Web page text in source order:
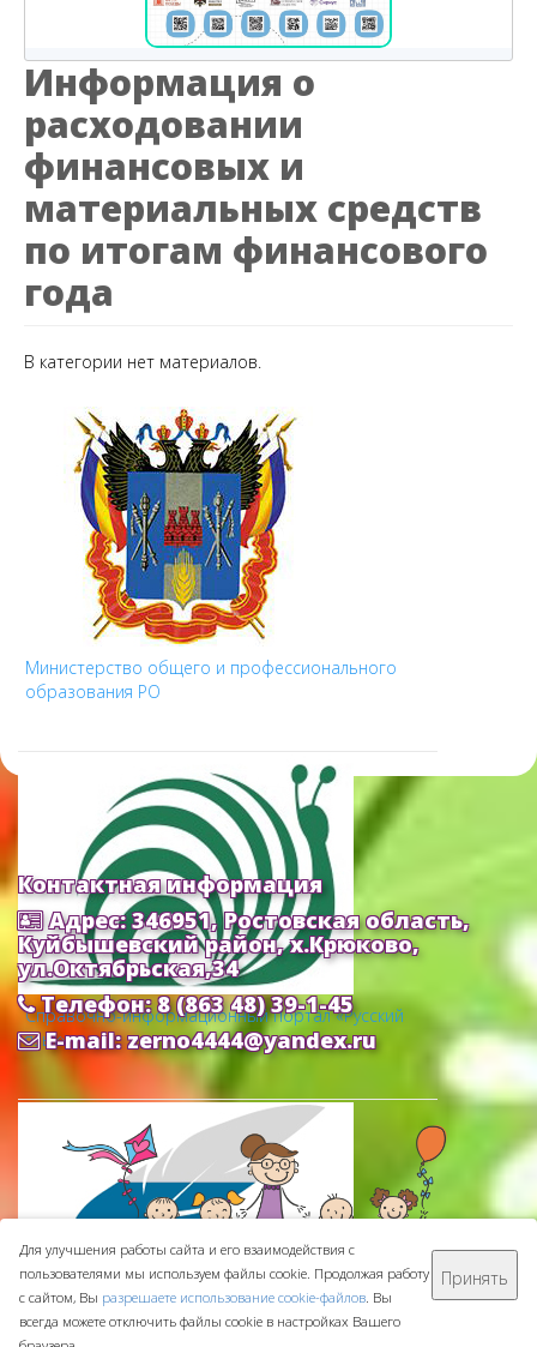
Информация о
расходовании
финансовых и
материальных средств
по итогам финансового
года
В категории нет материалов.
Министерство общего и профессионального
образования РО
Cправочно-информационный портал «Русский
язык»
Контактная информация
Адрес: 346951, Ростовская область,
Куйбышевский район, х.Крюково,
ул.Октябрьская,34
Телефон: 8 (863 48) 39-1-45
E-mail: zerno4444@yandex.ru
МБДОУ ДС "Зернышко" © 2016-2026
Сделано с ❤ вООО "Проводник"
Для улучшения работы сайта и его взаимодействия с
пользователями мы используем файлы cookie. Продолжая работу
с сайтом, Вы разрешаете использование cookie-файлов. Вы
всегда можете отключить файлы cookie в настройках Вашего
Принять